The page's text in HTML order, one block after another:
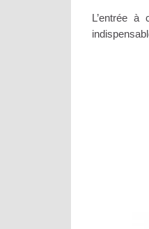
L’entrée